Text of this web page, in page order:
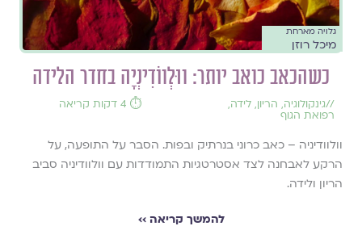
גלויה מארחת
מיכל רוזן
כשהכאב כואב יותר: ווּלְווֹדִינְיָה בחדר הלידה
//גינקולוגיה, הריון, לידה,
רפואת הגוף
⏱️ 4 דקות קריאה
וולוודיניה – כאב כרוני בנרתיק ובפות. הסבר על התופעה, על
הרקע לאבחנה לצד אסטרטגיות התמודדות עם וולוודיניה סביב
הריון ולידה.
להמשך קריאה ››